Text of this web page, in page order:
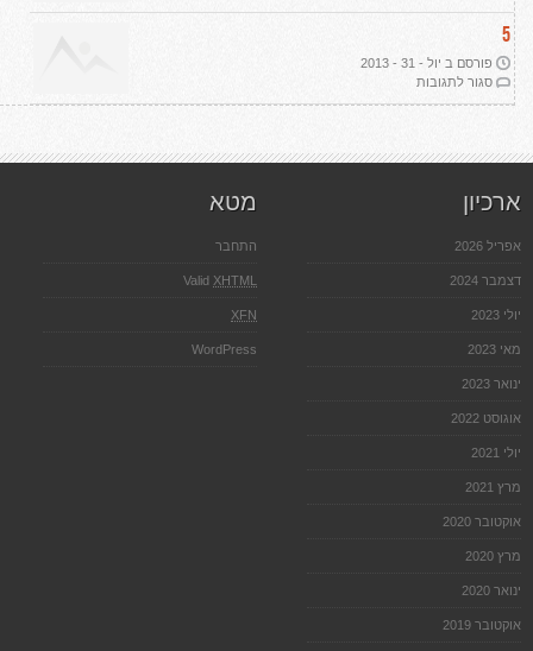
5
פורסם ב יול - 31 - 2013
סגור לתגובותעל
ארכיון
אפריל 2026
דצמבר 2024
יולי 2023
מאי 2023
ינואר 2023
אוגוסט 2022
יולי 2021
מרץ 2021
אוקטובר 2020
מרץ 2020
ינואר 2020
אוקטובר 2019
מטא
התחבר
Valid XHTML
XFN
WordPress